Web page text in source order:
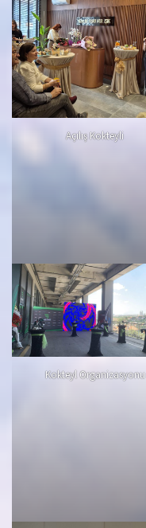
Açılış Kokteyli
Kokteyl Organizasyonu